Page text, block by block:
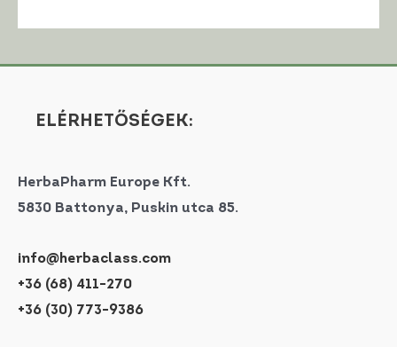
ELÉRHETŐSÉGEK:
HerbaPharm Europe Kft.
5830 Battonya, Puskin utca 85.
info@herbaclass.com
+36 (68) 411-270
+36 (30) 773-9386